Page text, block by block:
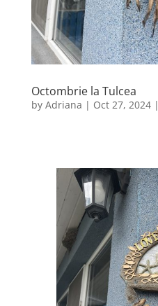
Octombrie la Tulcea
by Adriana | Oct 27, 2024|